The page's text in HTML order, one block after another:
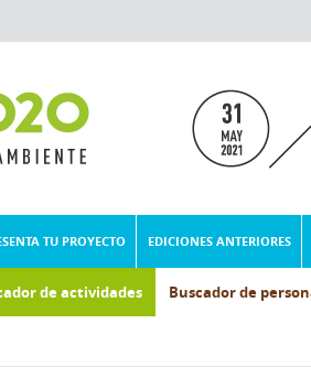
TU PROYECTO EDICIONES ANTERIORES
de actividades Buscador de